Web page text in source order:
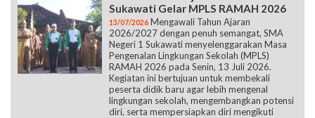
Sukawati Gelar MPLS RAMAH 2026
13/07/2026 Mengawali Tahun Ajaran
2026/2027 dengan penuh semangat, SMA
Negeri 1 Sukawati menyelenggarakan Masa
Pengenalan Lingkungan Sekolah (MPLS)
RAMAH 2026 pada Senin, 13 Juli 2026.
Kegiatan ini bertujuan untuk membekali
peserta didik baru agar lebih mengenal
lingkungan sekolah, mengembangkan potensi
diri, serta mempersiapkan diri mengikuti